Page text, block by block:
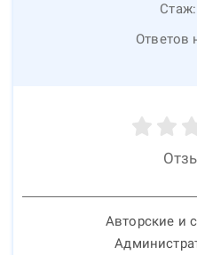
Стаж:
Ответов
Авторские и